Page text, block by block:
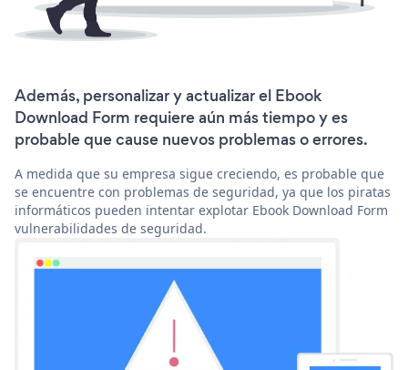
Además, personalizar y actualizar el Ebook
Download Form requiere aún más tiempo y es
probable que cause nuevos problemas o errores.
A medida que su empresa sigue creciendo, es probable que
se encuentre con problemas de seguridad, ya que los piratas
informáticos pueden intentar explotar Ebook Download Form
vulnerabilidades de seguridad.